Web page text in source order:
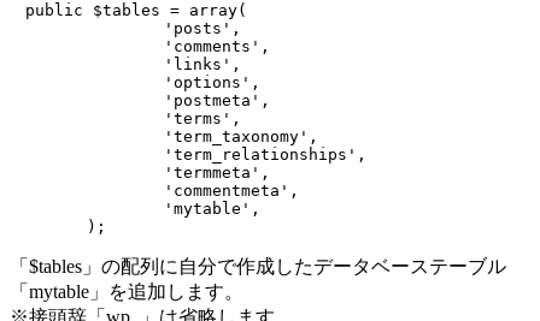
public $tables = array(
「$tables」の配列に自分で作成したデータベーステーブル
「mytable」を追加します。